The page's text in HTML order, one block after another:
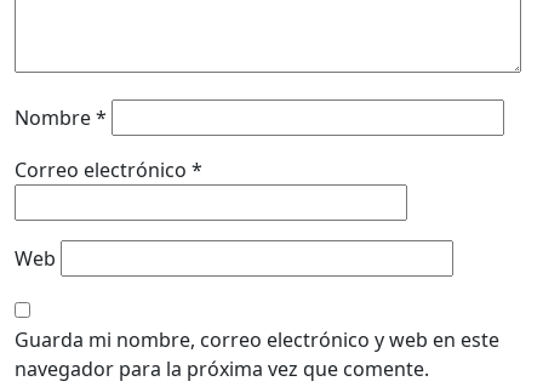
Nombre*
Correo electrónico *
Web
Guarda mi nombre, correo electrónico y web en este
navegador para la próxima vez que comente.